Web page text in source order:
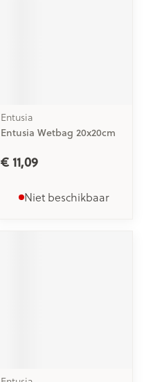
Entusia
Entusia Wetbag 20x20cm
€ 11,09
Niet beschikbaar